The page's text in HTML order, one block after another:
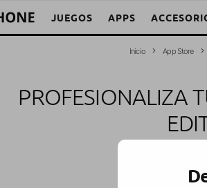
JUEGOS APPS
Inicio App Store
PROFESIONALIZA